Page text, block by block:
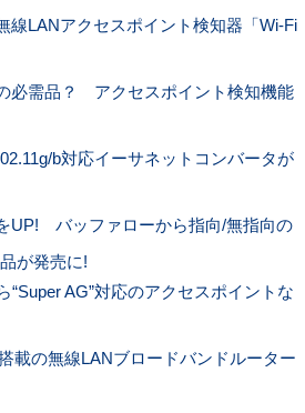
線LANアクセスポイント検知器「Wi-Fi
必需品？ アクセスポイント検知機能
b対応イーサネットコンバータが
UP! バッファローから指向/無指向の
が発売に!
“Super AG”対応のアクセスポイントな
載の無線LANブロードバンドルーター